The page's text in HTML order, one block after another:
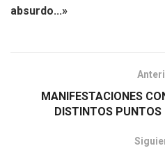
absurdo...»
MANIFESTACIONES
DISTINTOS PUNTOS